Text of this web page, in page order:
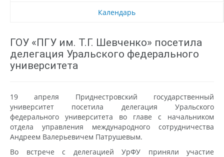
Календарь
ГОУ «ПГУ им. Т.Г. Шевченко» посетила
делегация Уральского федерального
университета
19 апреля Приднестровский государственный
университет посетила делегация Уральского
федерального университета во главе с начальником
отдела управления международного сотрудничества
Андреем Валерьевичем Патрушевым.
Во встрече с делегацией УрФУ приняли участие